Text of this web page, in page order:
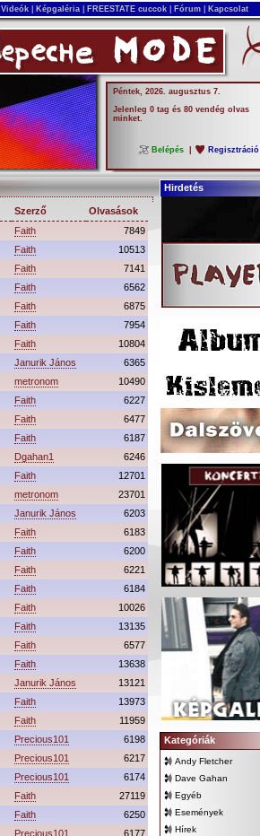
Videók Képgaléria FREESTATE cuccok Fórum Kapcsolat
Péntek, 2026. augusztus 7.
Jelenleg 0 tag és 80 vendég olvas
minket.
Belépés Regisztráció
Hirdetés
Szerző
Olvasások
Faith
7849
Faith
10513
Faith
7141
Faith
6562
Faith
6875
Faith
7954
Faith
10804
Janurik János
6365
metronom
10490
Faith
6227
Faith
6477
Faith
6187
Dgahan1
6246
Faith
12701
metronom
23701
Janurik János
6203
Faith
6183
Faith
6200
Faith
6221
Faith
6184
Faith
10026
Faith
13135
Faith
6577
Faith
13638
Janurik János
13121
Faith
13973
Faith
11959
Precious101
6198
Precious101
6217
Precious101
6174
Faith
27119
Faith
6250
Precious101
6177
Kategóriák
Andy Fletcher
Dave Gahan
Egyéb
Események
Hírek